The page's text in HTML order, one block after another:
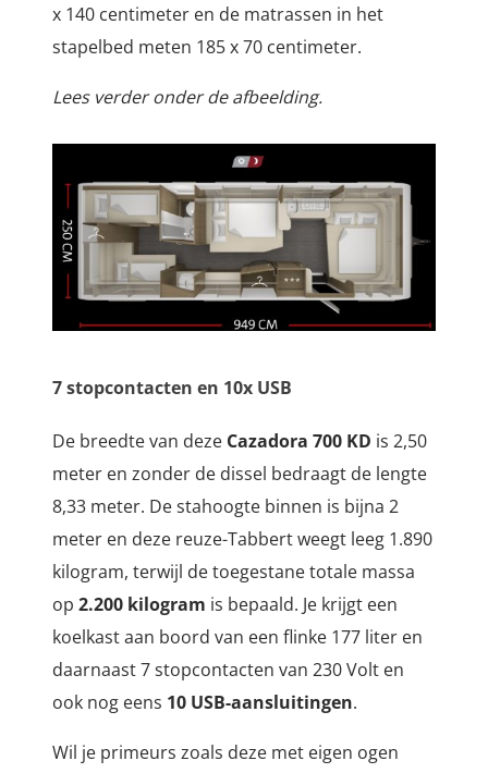
x 140 centimeter en de matrassen in het
stapelbed meten 185 x 70 centimeter.
Lees verder onder de afbeelding.
7 stopcontacten en 10x USB
De breedte van deze Cazadora 700 KD is 2,50
meter en zonder de dissel bedraagt de lengte
8,33 meter. De stahoogte binnen is bijna 2
meter en deze reuze-Tabbert weegt leeg 1.890
kilogram, terwijl de toegestane totale massa
op 2.200 kilogram is bepaald. Je krijgt een
koelkast aan boord van een flinke 177 liter en
daarnaast 7 stopcontacten van 230 Volt en
ook nog eens 10 USB-aansluitingen.
Wil je primeurs zoals deze met eigen ogen